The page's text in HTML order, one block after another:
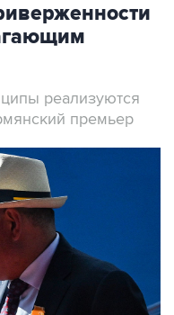
реализуются
премьер